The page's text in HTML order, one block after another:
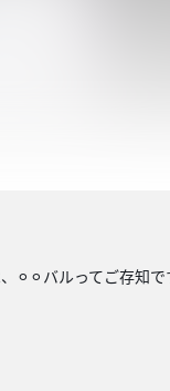
バルってご存知